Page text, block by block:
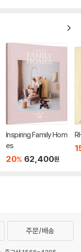
Inspiring Family Hom
es
20% 62,400원
주문/배송